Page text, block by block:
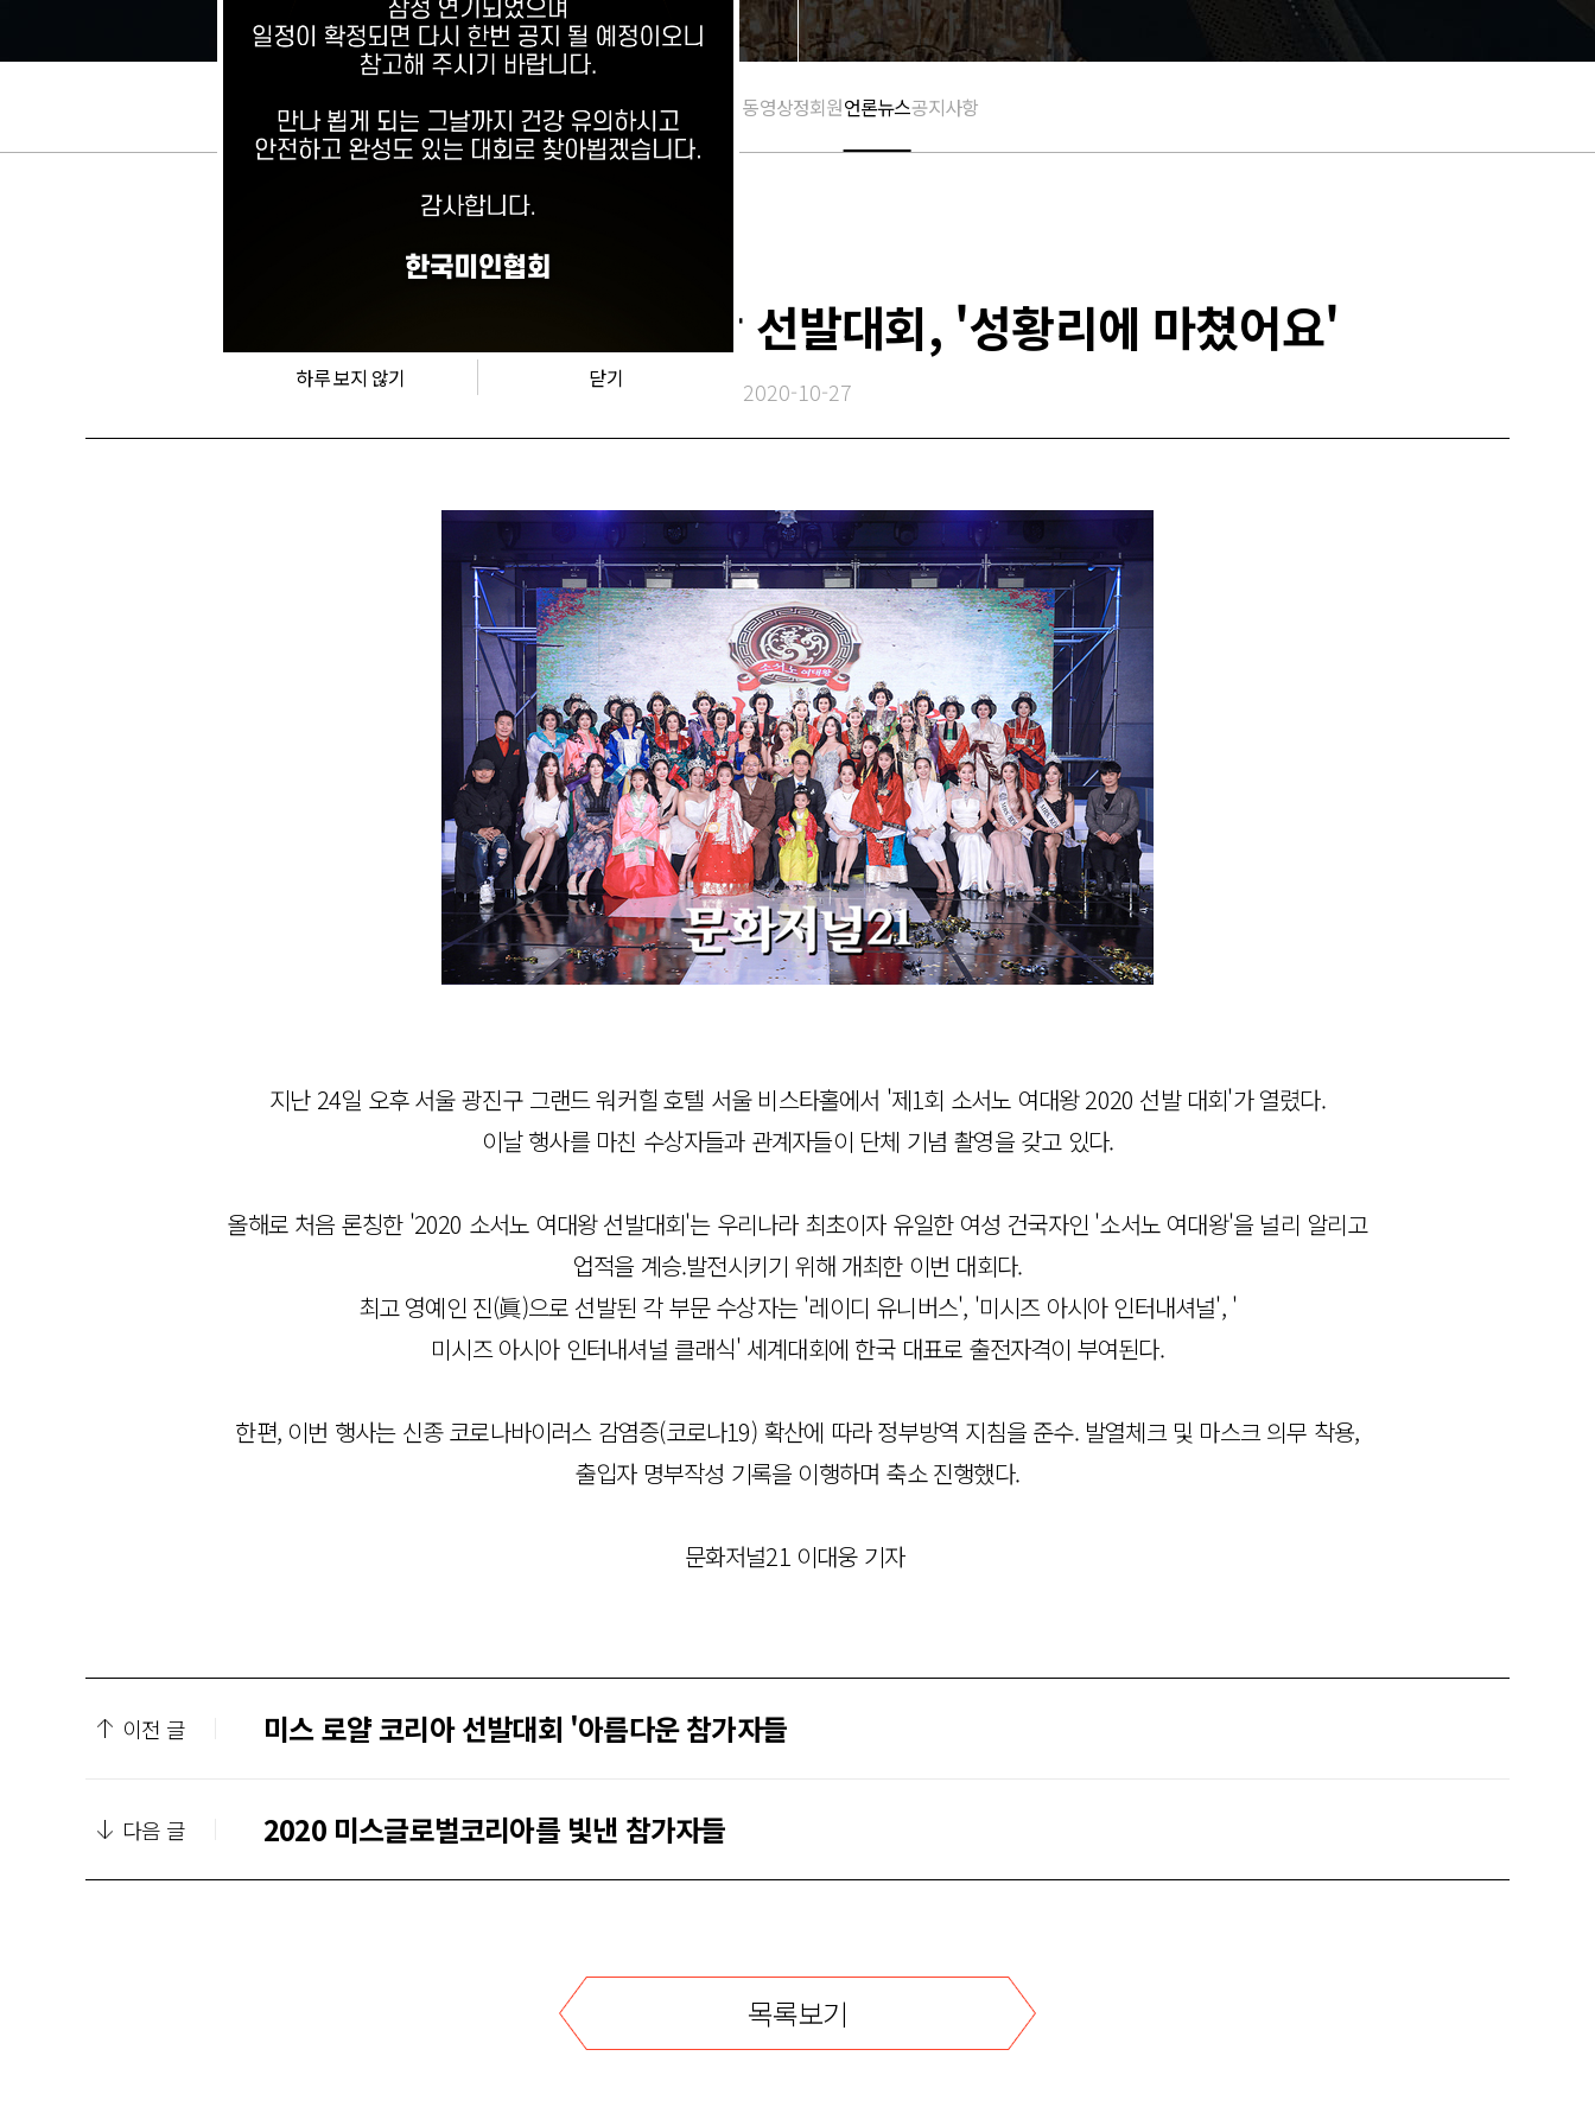
활동 갤러리 활동 동영상정회원언론뉴스공지사항
소서노 여대왕 선발대회, '성황리에 마쳤어요'
2020-10-27
지난 24일 오후 서울 광진구 그랜드 워커힐 호텔 서울 비스타홀에서 '제1회 소서노 여대왕 2020 선발 대회'가 열렸다.
이날 행사를 마친 수상자들과 관계자들이 단체 기념 촬영을 갖고 있다.
올해로 처음 론칭한 '2020 소서노 여대왕 선발대회'는 우리나라 최초이자 유일한 여성 건국자인 '소서노 여대왕'을 널리 알리고
업적을 계승.발전시키기 위해 개최한 이번 대회다.
최고 영예인 진(眞)으로 선발된 각 부문 수상자는 '레이디 유니버스', '미시즈 아시아 인터내셔널', '
미시즈 아시아 인터내셔널 클래식' 세계대회에 한국 대표로 출전자격이 부여된다.
한편, 이번 행사는 신종 코로나바이러스 감염증(코로나19) 확산에 따라 정부방역 지침을 준수. 발열체크 및 마스크 의무 착용,
출입자 명부작성 기록을 이행하며 축소 진행했다.
문화저널21 이대웅 기자
이전 글 미스 로얄 코리아 선발대회 '아름다운 참가자들
다음 글 2020 미스글로벌코리아를 빛낸 참가자들
목록보기
하루 보지 않기 닫기